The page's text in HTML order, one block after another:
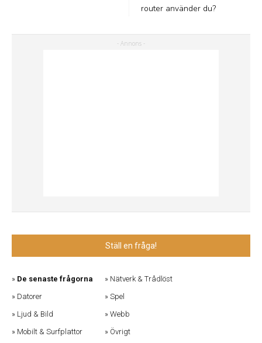
router använder du?
Ställ en fråga!
De senaste frågorna
Datorer
Ljud & Bild
Mobilt & Surfplattor
Nätverk & Trådlöst
Spel
Webb
Övrigt